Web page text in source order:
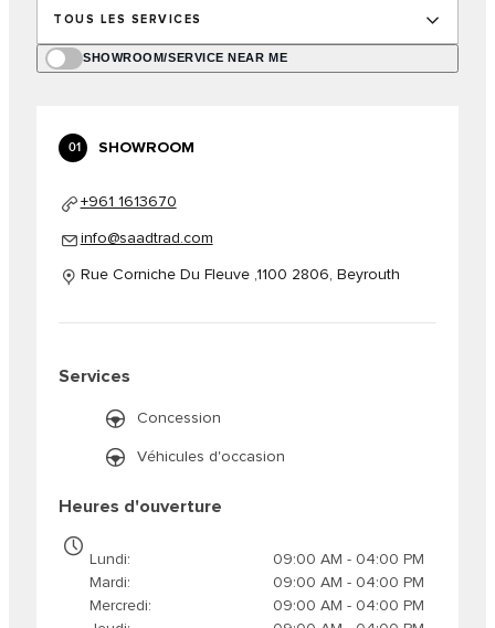
TOUS LES SERVICES
SHOWROOM/SERVICE NEAR ME
01 SHOWROOM
+961 1613670
info@saadtrad.com
Rue Corniche Du Fleuve ,1100 2806, Beyrouth
Services
Concession
Véhicules d'occasion
Heures d'ouverture
Lundi
09:00 AM - 04:00 PM
Mardi
09:00 AM - 04:00 PM
Mercredi
09:00 AM - 04:00 PM